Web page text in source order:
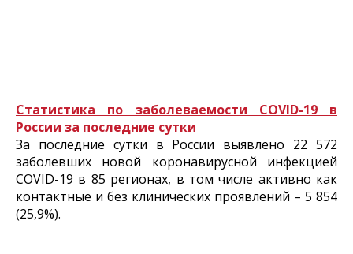
Статистика по заболеваемости COVID-19 в
России за последние сутки
За последние сутки в России выявлено 22 572
заболевших новой коронавирусной инфекцией
COVID-19 в 85 регионах, в том числе активно как
контактные и без клинических проявлений – 5 854
(25,9%).